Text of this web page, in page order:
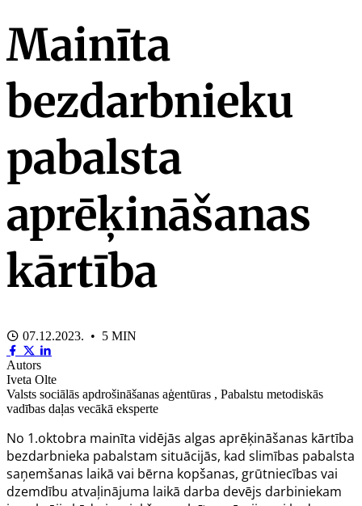
Mainīta
bezdarbnieku
pabalsta
aprēķināšanas
kārtība
07.12.2023. • 5 MIN
Autors
Iveta Olte
Valsts sociālās apdrošināšanas aģentūras , Pabalstu metodiskās
vadības daļas vecākā eksperte
No 1.oktobra mainīta vidējās algas aprēķināšanas kārtība
bezdarbnieka pabalstam situācijās, kad slimības pabalsta
saņemšanas laikā vai bērna kopšanas, grūtniecības vai
dzemdību atvaļinājuma laikā darba devējs darbiniekam